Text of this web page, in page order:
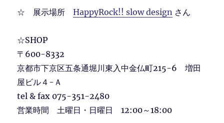
☆ 展示場所HappyRock!! slow design さん
☆SHOP
〒600-8332
京都市下京区五条通堀川東入中金仏町215-6 増田
屋ビル４-Ａ
tel & fax 075-351-2480
営業時間 土曜日・日曜日 12:00～18:00